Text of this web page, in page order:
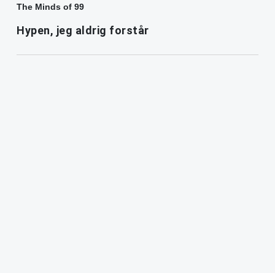
The Minds of 99
Hypen, jeg aldrig forstår